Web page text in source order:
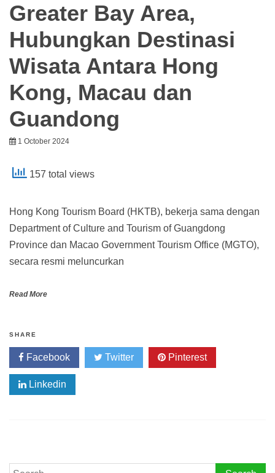
Greater Bay Area,
Hubungkan Destinasi
Wisata Antara Hong
Kong, Macau dan
Guandong
1 October 2024
157 total views
Hong Kong Tourism Board (HKTB), bekerja sama dengan
Department of Culture and Tourism of Guangdong
Province dan Macao Government Tourism Office (MGTO),
secara resmi meluncurkan
Read More
SHARE
Facebook Twitter Pinterest
Linkedin